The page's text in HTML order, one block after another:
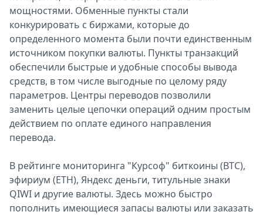
мощностями. Обменные пункты стали
конкурировать с биржами, которые до
определенного момента были почти единственным
источником покупки валюты. Пункты транзакций
обеспечили быстрые и удобные способы вывода
средств, в том числе выгодные по целому ряду
параметров. Центры переводов позволили
заменить целые цепочки операций одним простым
действием по оплате единого направления
перевода.
В рейтинге мониторинга "Курсоф" биткоины (BTC),
эфириум (ETH), Яндекс деньги, титульные знаки
QIWI и другие валюты. Здесь можно быстро
пополнить имеющиеся запасы валюты или заказать